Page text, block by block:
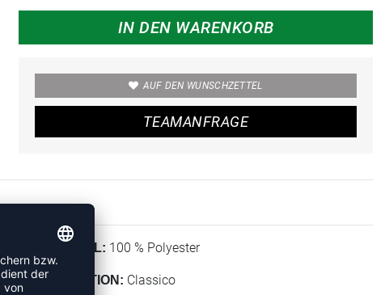
IN DEN WARENKORB
AUF DEN WUNSCHZETTEL
TEAMANFRAGE
MATERIAL: 100 % Polyester
KOLLEKTION: Classico